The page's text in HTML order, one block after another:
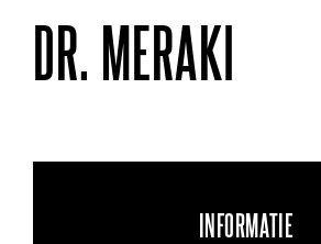
DR. MERAKI
INFORMATIE